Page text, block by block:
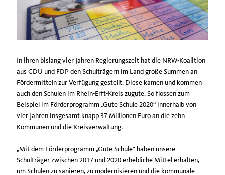
In ihren bislang vier Jahren Regierungszeit hat die NRW-Koalition
aus CDU und FDP den Schulträgern im Land große Summen an
Fördermitteln zur Verfügung gestellt. Diese kamen und kommen
auch den Schulen im Rhein-Erft-Kreis zugute. So flossen zum
Beispiel im Förderprogramm „Gute Schule 2020“ innerhalb von
vier Jahren insgesamt knapp 37 Millionen Euro an die zehn
Kommunen und die Kreisverwaltung.
Mit dem Förderprogramm „Gute Schule“ haben unsere
Schulträger zwischen 2017 und 2020 erhebliche Mittel erhalten,
um Schulen zu sanieren, zu modernisieren und die kommunale